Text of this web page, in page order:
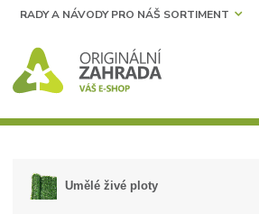
RADY A NÁVODY PRO NÁŠ SORTIMENT
Umělé živé ploty